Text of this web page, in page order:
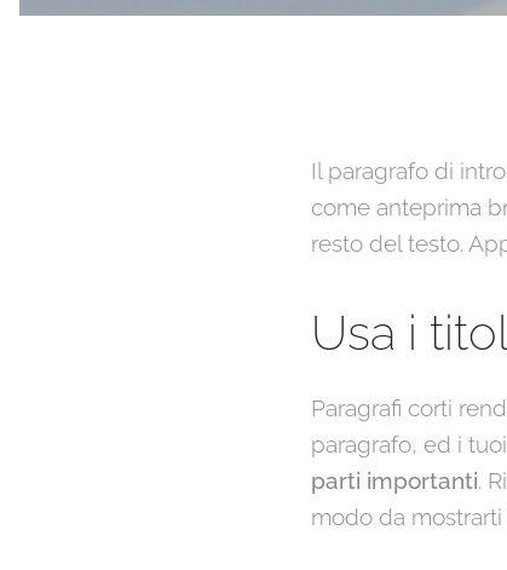
Il paragrafo di
come anteprima
resto del testo.
Usa i
Paragrafi corti
paragrafo, ed i
parti importanti.
modo da